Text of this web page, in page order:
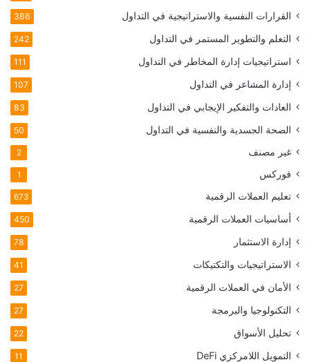
القرارات النفسية والاستراتيجية في التداول 386
التعلم والتطوير المستمر في التداول 242
استراتيجيات إدارة المخاطر في التداول 111
إدارة المشاعر في التداول 107
العادات والتفكير الإيجابي في التداول 83
الصحة الجسدية والنفسية في التداول 50
غير مصنف 2
فوركس 1
تعليم العملات الرقمية 673
أساسيات العملات الرقمية 450
إدارة الاستثمار 78
الاستراتيجيات والتكتيكات 41
الأمان في العملات الرقمية 27
التكنولوجيا والبرمجة 27
تحليل الأسواق 22
التمويل اللامركزي DeFi
11